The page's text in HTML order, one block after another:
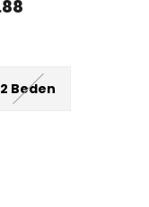
2 Beden